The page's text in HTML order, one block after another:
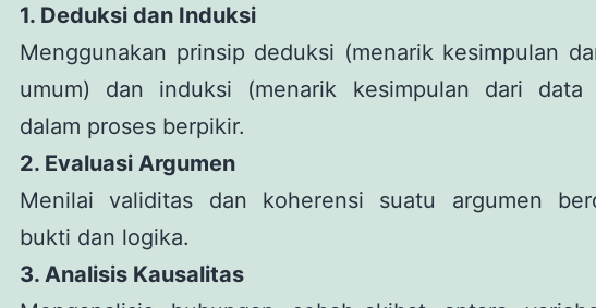
1. Deduksi dan Induksi
Menggunakan prinsip deduksi (menarik kesimpulan
umum) dan induksi (menarik kesimpulan dari data
dalam proses berpikir.
2. Evaluasi Argumen
Menilai validitas dan koherensi suatu argumen
bukti dan logika.
3. Analisis Kausalitas